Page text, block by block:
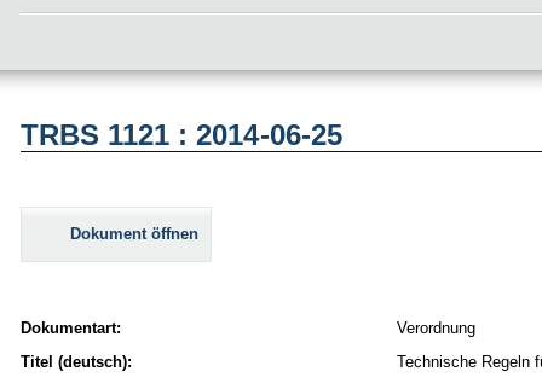
TRBS 1121 : 2014-06-25
Dokument öffnen
Dokumentart:
Verordnung
Titel (deutsch):
Technische Regeln